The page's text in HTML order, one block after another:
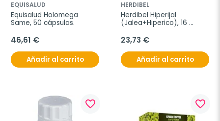
EQUISALUD
Equisalud Holomega
Same, 50 cápsulas.
46,61 €
Añadir al carrito
HERDIBEL
Herdibel Hiperijal
(Jalea+Hiperico), 16
23,73 €
Añadir al carrito
favorite_border favorite_border